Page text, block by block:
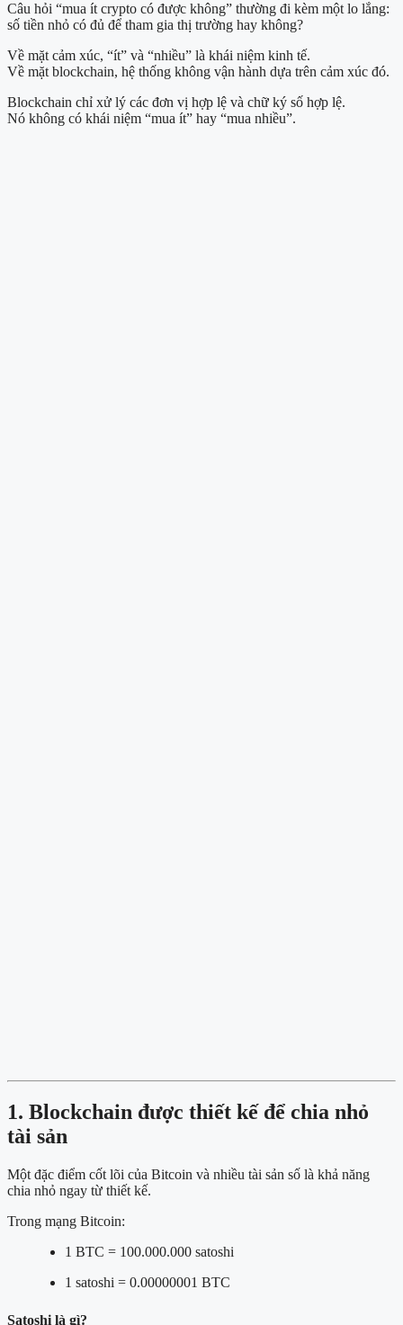
Câu hỏi “mua ít crypto có được không” thường đi kèm một lo lắng:
số tiền nhỏ có đủ để tham gia thị trường hay không?
Về mặt cảm xúc, “ít” và “nhiều” là khái niệm kinh tế.
Về mặt blockchain, hệ thống không vận hành dựa trên cảm xúc đó.
Blockchain chỉ xử lý các đơn vị hợp lệ và chữ ký số hợp lệ.
Nó không có khái niệm “mua ít” hay “mua nhiều”.
1. Blockchain được thiết kế để chia nhỏ
tài sản
Một đặc điểm cốt lõi của Bitcoin và nhiều tài sản số là khả năng
chia nhỏ ngay từ thiết kế.
Trong mạng Bitcoin:
1 BTC = 100.000.000 satoshi
1 satoshi = 0.00000001 BTC
Satoshi là gì?